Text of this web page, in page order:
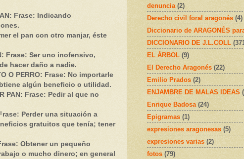
Frase: Indicando
el pan con otro manjar, éste
Frase: Ser uno inofensivo,
hacer daño a nadie.
O PERRO: Frase: No importarle
algún beneficio o utilidad.
PAN: Frase: Pedir al que no
Perder una situación a
gratuitos que tenía; tener
Obtener un pequeño
o mucho dinero; en general
denuncia (2)
Derecho civil foral aragonés (4)
Diccionario de ARAGONÉS
DICCIONARIO DE J.L.COLL
EL ÁRBOL (9)
El Derecho Aragonés (22)
Emilio Prados (2)
ENJAMBRE DE MALAS IDEAS
Enrique Badosa (24)
Epigramas (1)
expresiones aragonesas (5)
expresiones varias (2)
fotos (79)